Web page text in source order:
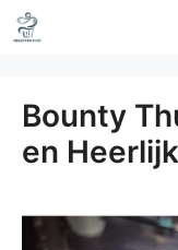
Ga
naar
inhoud
Bounty
en